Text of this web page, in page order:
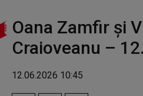
Oana Zamfir și
Craioveanu –
12.06.2026 10:45